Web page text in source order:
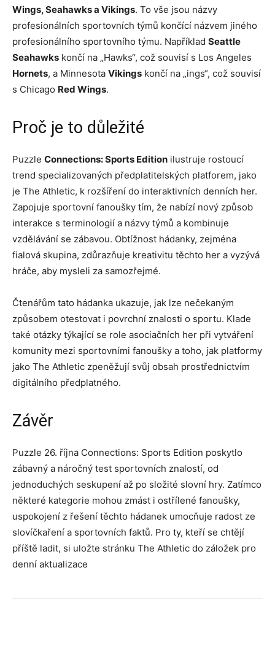
Wings, Seahawks a Vikings. To vše jsou názvy
profesionálních sportovních týmů končící názvem jiného
profesionálního sportovního týmu. Například Seattle
Seahawks končí na „Hawks“, což souvisí s Los Angeles
Hornets, a Minnesota Vikings končí na „ings“, což souvisí
s Chicago Red Wings.
Proč je to důležité
Puzzle Connections: Sports Edition ilustruje rostoucí
trend specializovaných předplatitelských platforem, jako
je The Athletic, k rozšíření do interaktivních denních her.
Zapojuje sportovní fanoušky tím, že nabízí nový způsob
interakce s terminologií a názvy týmů a kombinuje
vzdělávání se zábavou. Obtížnost hádanky, zejména
fialová skupina, zdůrazňuje kreativitu těchto her a vyzývá
hráče, aby mysleli za samozřejmé.
Čtenářům tato hádanka ukazuje, jak lze nečekaným
způsobem otestovat i povrchní znalosti o sportu. Klade
také otázky týkající se role asociačních her při vytváření
komunity mezi sportovními fanoušky a toho, jak platformy
jako The Athletic zpeněžují svůj obsah prostřednictvím
digitálního předplatného.
Závěr
Puzzle 26. října Connections: Sports Edition poskytlo
zábavný a náročný test sportovních znalostí, od
jednoduchých seskupení až po složité slovní hry. Zatímco
některé kategorie mohou zmást i ostřílené fanoušky,
uspokojení z řešení těchto hádanek umocňuje radost ze
slovíčkaření a sportovních faktů. Pro ty, kteří se chtějí
příště ladit, si uložte stránku The Athletic do záložek pro
denní aktualizace